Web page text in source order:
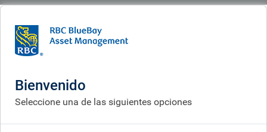
What we do
Renta fija
Bienvenido
Seleccione una de las siguientes opciones